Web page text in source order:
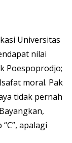
Universitas
nilai
Poespoprodjo;
moral. Pak
tidak pernah
apalagi